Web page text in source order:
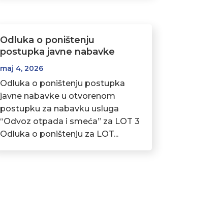
Odluka o poništenju
postupka javne nabavke
maj 4, 2026
Odluka o poništenju postupka
javne nabavke u otvorenom
postupku za nabavku usluga
“Odvoz otpada i smeća” za LOT 3
Odluka o poništenju za LOT...